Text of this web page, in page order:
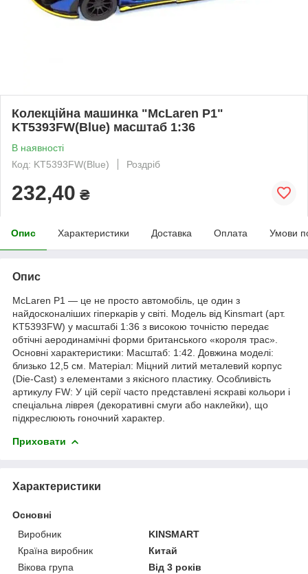
Колекційна машинка "MсLaren P1"
KT5393FW(Blue) масштаб 1:36
В наявності
Код: KT5393FW(Blue)
Роздріб
232,40 ₴
Опис Характеристики Доставка Оплата Умови
Опис
McLaren P1 — це не просто автомобіль, це один з
найдосконаліших гіперкарів у світі. Модель від Kinsmart (арт.
KT5393FW) у масштабі 1:36 з високою точністю передає
обтічні аеродинамічні форми британського «короля трас».
Основні характеристики: Масштаб: 1:42. Довжина моделі:
близько 12,5 см. Матеріал: Міцний литий металевий корпус
(Die-Cast) з елементами з якісного пластику. Особливість
артикулу FW: У цій серії часто представлені яскраві кольори і
спеціальна ліврея (декоративні смуги або наклейки), що
підкреслюють гоночний характер.
Приховати
Характеристики
Основні
Виробник
KINSMART
Країна виробник
Китай
Вікова група
Від 3 років